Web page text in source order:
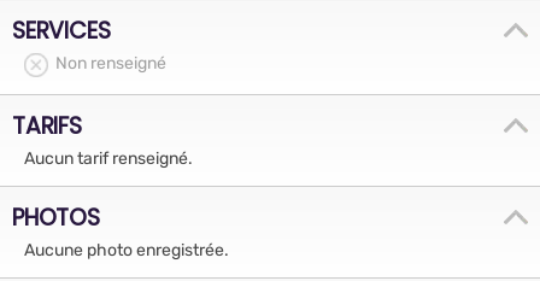
SERVICES
Non renseigné
TARIFS
Aucun tarif renseigné.
PHOTOS
Aucune photo enregistrée.